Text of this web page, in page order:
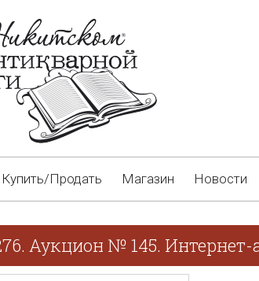
Купить/Продать Магазин Новости
Аукцион № 145. Интернет-